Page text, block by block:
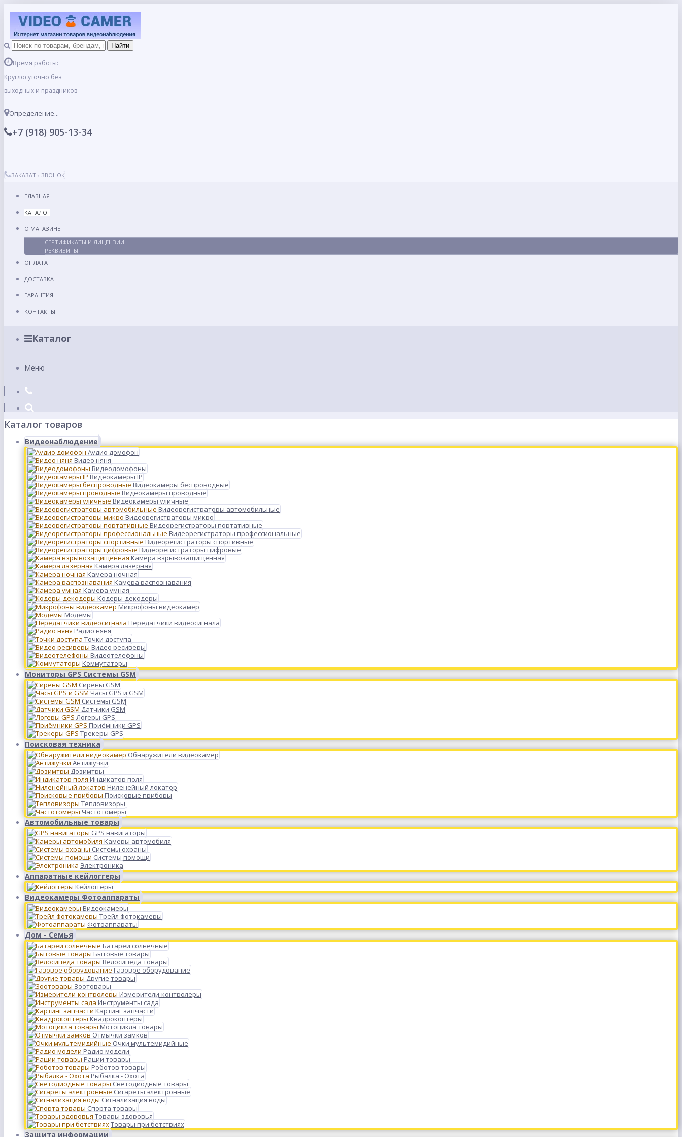
Время работы:
Круглосуточно без
выходных и праздников
Определение...
+7 (918) 905-13-34
ЗАКАЗАТЬ ЗВОНОК
ГЛАВНАЯ
КАТАЛОГ
О МАГАЗИНЕ
СЕРТИФИКАТЫ И ЛИЦЕНЗИИ
РЕКВИЗИТЫ
ОПЛАТА
ДОСТАВКА
ГАРАНТИЯ
КОНТАКТЫ
Каталог
Меню
Каталог товаров
Видеонаблюдение
Аудио домофон
Видео няня
Видеодомофоны
Видеокамеры IP
Видеокамеры беспроводные
Видеокамеры проводные
Видеокамеры уличные
Видеорегистраторы автомобильные
Видеорегистраторы микро
Видеорегистраторы портативные
Видеорегистраторы профессиональные
Видеорегистраторы спортивные
Видеорегистраторы цифровые
Камера взрывозащищенная
Камера лазерная
Камера ночная
Камера распознавания
Камера умная
Кодеры-декодеры
Микрофоны видеокамер
Модемы
Передатчики видеосигнала
Радио няня
Точки доступа
Видео ресиверы
Видеотелефоны
Коммутаторы
Мониторы GPS Системы GSM
Сирены GSM
Часы GPS и GSM
Системы GSM
Датчики GSM
Логеры GPS
Приёмники GPS
Трекеры GPS
Поисковая техника
Обнаружители видеокамер
Антижучки
Дозимтры
Индикатор поля
Ниленейный локатор
Поисковые приборы
Тепловизоры
Частотомеры
Автомобильные товары
GPS навигаторы
Камеры автомобиля
Системы охраны
Системы помощи
Электроника
Аппаратные кейлоггеры
Кейлоггеры
Видеокамеры Фотоаппараты
Видеокамеры
Трейл фотокамеры
Фотоаппараты
Дом - Семья
Батареи солнечные
Бытовые товары
Велосипеда товары
Газовое оборудование
Другие товары
Зоотовары
Измерители-контролеры
Инструменты сада
Картинг запчасти
Квадрокоптеры
Мотоцикла товары
Отмычки замков
Очки мультемидийные
Радио модели
Рации товары
Роботов товары
Рыбалка - Охота
Светодиодные товары
Сигареты электронные
Сигнализация воды
Спорта товары
Товары здоровья
Товары при бетствиях
Защита информации